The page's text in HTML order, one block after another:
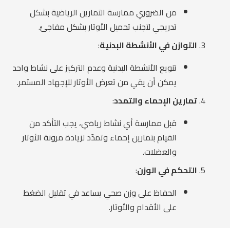
من الضروري ممارسة التمارين الرياضية بشكل
تدريجي لتجنب تحميل الأوتار بشكل مفاجئ.
التوازن في الأنشطة البدنية:
تنويع الأنشطة البدنية وعدم التركيز على نشاط واحد
يمكن أن يقي من تعرض الأوتار للإجهاد المستمر.
تمارين الإحماء والتمدد:
قبل ممارسة أي نشاط رياضي، يجب التأكد من
القيام بتمارين إحماء وتمدّد لزيادة مرونة الأوتار
والعضلات.
التحكم في الوزن:
الحفاظ على وزن صحي يساعد في تقليل الضغط
على الأقدام والأوتار.